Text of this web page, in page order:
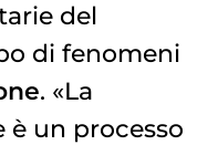
del
di fenomeni
. «La
un processo